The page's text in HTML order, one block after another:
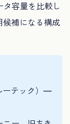
タ容量を比較し
補になる構成
ーテック）—